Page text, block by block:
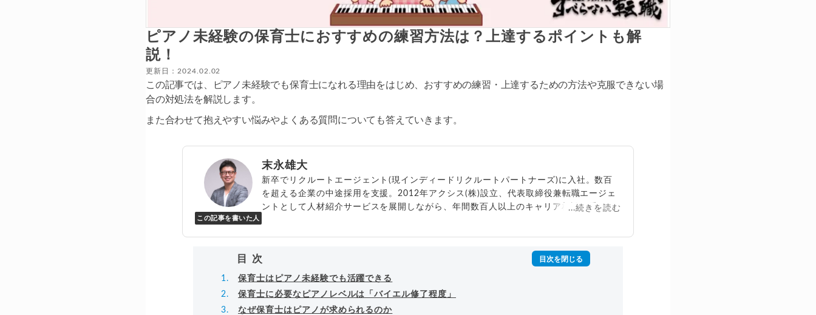
ピアノ未経験の保育士におすすめの練習方法は？上達するポイントも解
説！
更新日：2024.02.02
この記事では、ピアノ未経験でも保育士になれる理由をはじめ、おすすめの練習・上達するための方法や克服できない場
合の対処法を解説します。
また合わせて抱えやすい悩みやよくある質問についても答えていきます。
この記事を書いた人
末永雄大
新卒でリクルートエージェント(現インディードリクルートパートナーズ)に入社。数百
を超える企業の中途採用を支援。2012年アクシス(株)設立、代表取締役兼転職エージェ
ントとして人材紹介サービスを展開しながら、年間数百人以上のキャリア相談に乗る。
...続きを読む
目次
保育士はピアノ未経験でも活躍できる
保育士に必要なピアノレベルは「バイエル修了程度」
なぜ保育士はピアノが求められるのか